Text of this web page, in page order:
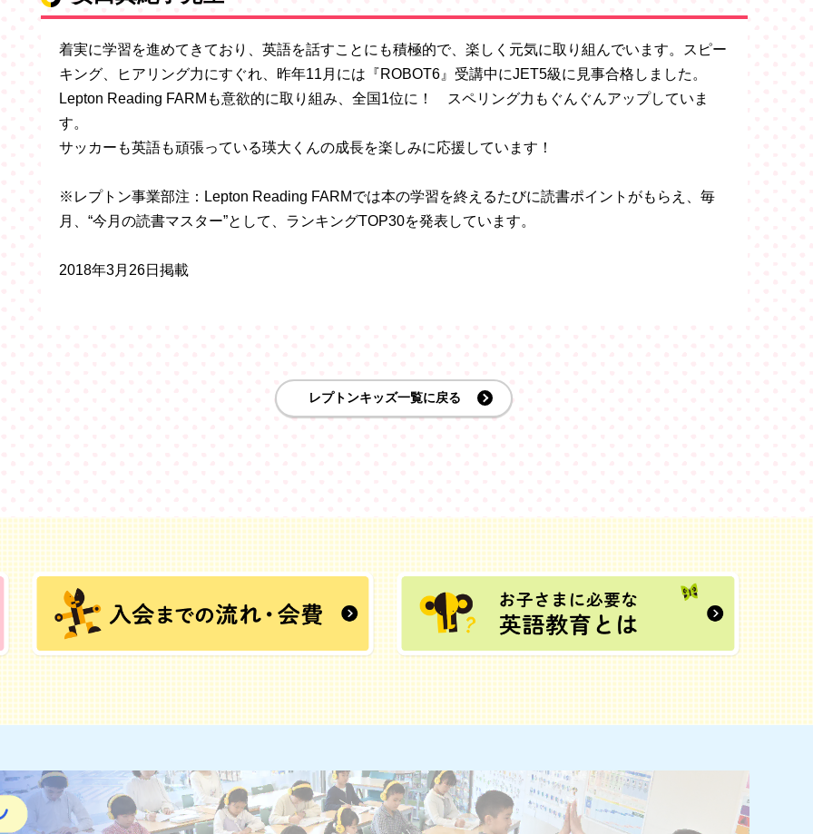
着実に学習を進めてきており、英語を話すことにも積極的で、楽しく元気に取り組んでいます。スピー
キング、ヒアリング力にすぐれ、昨年11月には『ROBOT6』受講中にJET5級に見事合格しました。
Lepton Reading FARMも意欲的に取り組み、全国1位に！ スペリング力もぐんぐんアップしていま
す。
サッカーも英語も頑張っている瑛大くんの成長を楽しみに応援しています！
※レプトン事業部注：Lepton Reading FARMでは本の学習を終えるたびに読書ポイントがもらえ、毎
月、“今月の読書マスター”として、ランキングTOP30を発表しています。
2018年3月26日掲載
レプトンキッズ一覧に戻る